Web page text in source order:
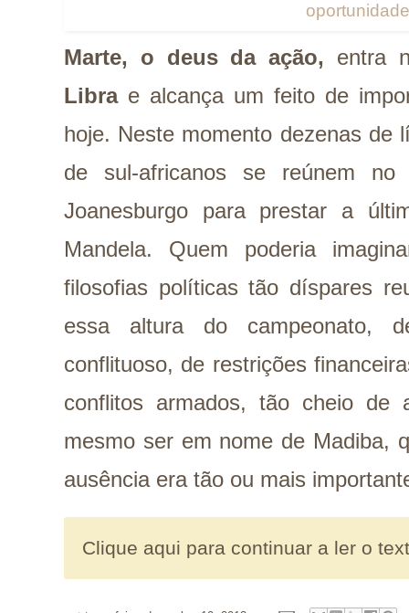
Marte, o deus da ação, entra
Librae alcança um feito de
hoje. Neste momento dezenas de
de sul-africanos se reúnem
Joanesburgo para prestar a
Mandela. Quem poderia
filosofias políticas tão díspares
essa altura do campeonato,
conflituoso, de restrições
conflitos armados, tão cheio de
mesmo ser em nome de Madiba,
ausência era tão ou mais
Clique aqui para continuar a ler o